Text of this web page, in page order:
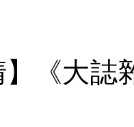
】《大誌